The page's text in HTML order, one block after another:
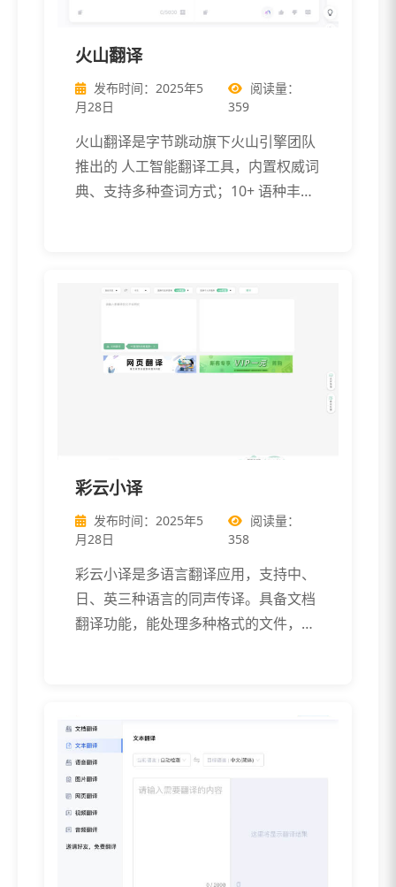
火山翻译
发布时间：2025年5
月28日
阅读量：
359
火山翻译是字节跳动旗下火山引擎团队
推出的 人工智能翻译工具，内置权威词
典、支持多种查词方式；10+ 语种丰富
彩云小译
发布时间：2025年5
月28日
阅读量：
358
彩云小译是多语言翻译应用，支持中、
日、英三种语言的同声传译。具备文档
翻译功能，能处理多种格式的文件，提